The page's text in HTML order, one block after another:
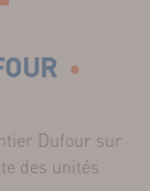
Dufour sur
des unités